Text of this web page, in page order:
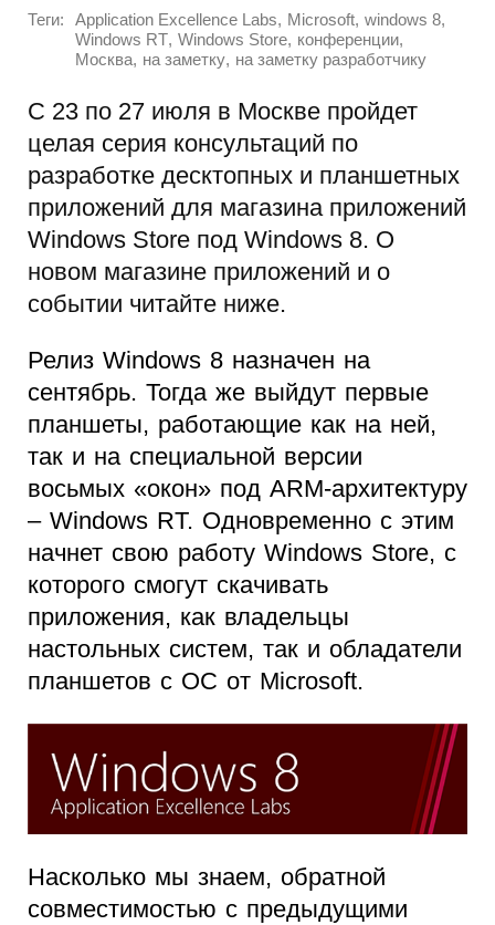
Теги: Application Excellence Labs, Microsoft, windows 8,
Windows RT, Windows Store, конференции,
Москва, на заметку, на заметку разработчику
С 23 по 27 июля в Москве пройдет
целая серия консультаций по
разработке десктопных и планшетных
приложений для магазина приложений
Windows Store под Windows 8. О
новом магазине приложений и о
событии читайте ниже.
Релиз Windows 8 назначен на
сентябрь. Тогда же выйдут первые
планшеты, работающие как на ней,
так и на специальной версии
восьмых «окон» под ARM-архитектуру
– Windows RT. Одновременно с этим
начнет свою работу Windows Store, с
которого смогут скачивать
приложения, как владельцы
настольных систем, так и обладатели
планшетов с ОС от Microsoft.
Насколько мы знаем, обратной
совместимостью с предыдущими